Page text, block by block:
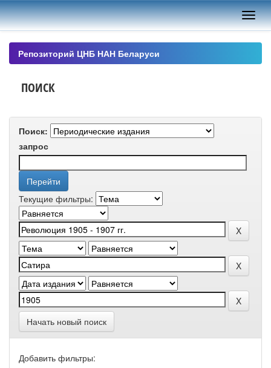
Skip
navigation
Репозиторий ЦНБ НАН Беларуси
ПОИСК
Поиск:
запрос
Текущие фильтры:
Начать новый поиск
Добавить фильтры: